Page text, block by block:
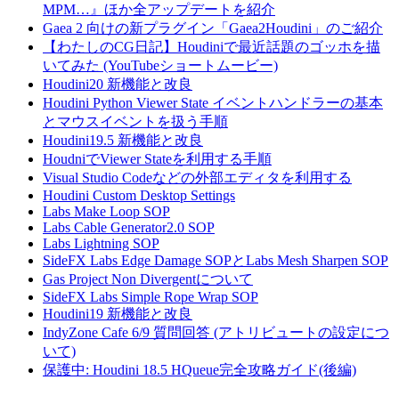
MPM…』ほか全アップデートを紹介
Gaea 2 向けの新プラグイン「Gaea2Houdini」のご紹介
【わたしのCG日記】Houdiniで最近話題のゴッホを描
いてみた (YouTubeショートムービー)
Houdini20 新機能と改良
Houdini Python Viewer State イベントハンドラーの基本
とマウスイベントを扱う手順
Houdini19.5 新機能と改良
HoudniでViewer Stateを利用する手順
Visual Studio Codeなどの外部エディタを利用する
Houdini Custom Desktop Settings
Labs Make Loop SOP
Labs Cable Generator2.0 SOP
Labs Lightning SOP
SideFX Labs Edge Damage SOPとLabs Mesh Sharpen SOP
Gas Project Non Divergentについて
SideFX Labs Simple Rope Wrap SOP
Houdini19 新機能と改良
IndyZone Cafe 6/9 質問回答 (アトリビュートの設定につ
いて)
保護中: Houdini 18.5 HQueue完全攻略ガイド(後編)